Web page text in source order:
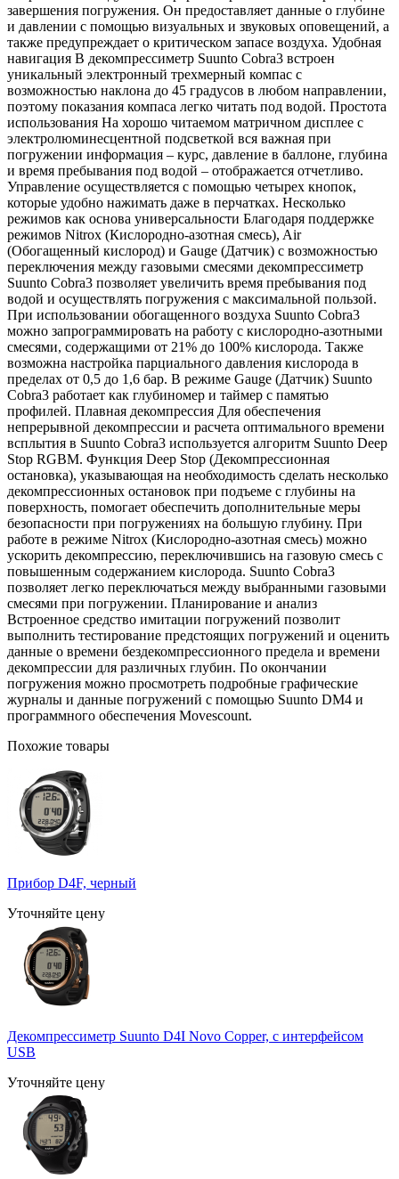
завершения погружения. Он предоставляет данные о глубине
и давлении с помощью визуальных и звуковых оповещений, а
также предупреждает о критическом запасе воздуха. Удобная
навигация В декомпрессиметр Suunto Cobra3 встроен
уникальный электронный трехмерный компас с
возможностью наклона до 45 градусов в любом направлении,
поэтому показания компаса легко читать под водой. Простота
использования На хорошо читаемом матричном дисплее с
электролюминесцентной подсветкой вся важная при
погружении информация – курс, давление в баллоне, глубина
и время пребывания под водой – отображается отчетливо.
Управление осуществляется с помощью четырех кнопок,
которые удобно нажимать даже в перчатках. Несколько
режимов как основа универсальности Благодаря поддержке
режимов Nitrox (Кислородно-азотная смесь), Air
(Обогащенный кислород) и Gauge (Датчик) с возможностью
переключения между газовыми смесями декомпрессиметр
Suunto Cobra3 позволяет увеличить время пребывания под
водой и осуществлять погружения с максимальной пользой.
При использовании обогащенного воздуха Suunto Cobra3
можно запрограммировать на работу с кислородно-азотными
смесями, содержащими от 21% до 100% кислорода. Также
возможна настройка парциального давления кислорода в
пределах от 0,5 до 1,6 бар. В режиме Gauge (Датчик) Suunto
Cobra3 работает как глубиномер и таймер с памятью
профилей. Плавная декомпрессия Для обеспечения
непрерывной декомпрессии и расчета оптимального времени
всплытия в Suunto Cobra3 используется алгоритм Suunto Deep
Stop RGBM. Функция Deep Stop (Декомпрессионная
остановка), указывающая на необходимость сделать несколько
декомпрессионных остановок при подъеме с глубины на
поверхность, помогает обеспечить дополнительные меры
безопасности при погружениях на большую глубину. При
работе в режиме Nitrox (Кислородно-азотная смесь) можно
ускорить декомпрессию, переключившись на газовую смесь с
повышенным содержанием кислорода. Suunto Cobra3
позволяет легко переключаться между выбранными газовыми
смесями при погружении. Планирование и анализ
Встроенное средство имитации погружений позволит
выполнить тестирование предстоящих погружений и оценить
данные о времени бездекомпрессионного предела и времени
декомпрессии для различных глубин. По окончании
погружения можно просмотреть подробные графические
журналы и данные погружений с помощью Suunto DM4 и
программного обеспечения Movescount.
Похожие товары
Прибор D4F, черный
Уточняйте цену
Декомпрессиметр Suunto D4I Novo Copper, с интерфейсом
USB
Уточняйте цену